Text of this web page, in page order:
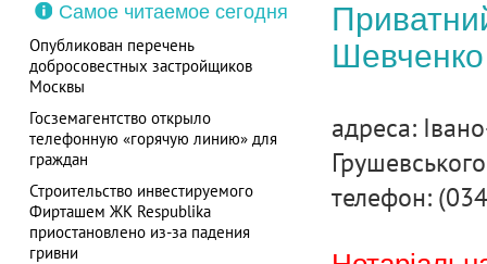
Самое читаемое сегодня
Опубликован перечень
добросовестных застройщиков
Москвы
Госземагентство открыло
телефонную «горячую линию» для
граждан
Строительство инвестируемого
Фирташем ЖК Respublika
приостановлено из-за падения
гривни
Шевченко
адреса:
телефон: